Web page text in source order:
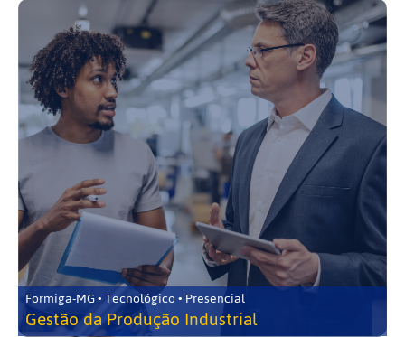
Formiga-MG • Tecnológico • Presencial
Gestão da Produção Industrial